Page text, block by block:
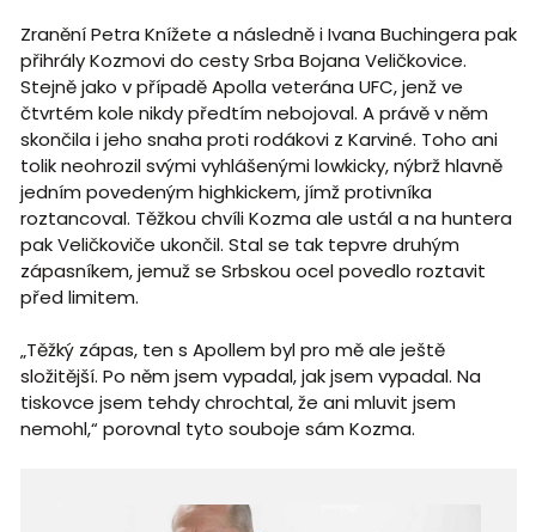
Zranění Petra Knížete a následně i Ivana Buchingera pak
přihrály Kozmovi do cesty Srba Bojana Veličkovice.
Stejně jako v případě Apolla veterána UFC, jenž ve
čtvrtém kole nikdy předtím nebojoval. A právě v něm
skončila i jeho snaha proti rodákovi z Karviné. Toho ani
tolik neohrozil svými vyhlášenými lowkicky, nýbrž hlavně
jedním povedeným highkickem, jímž protivníka
roztancoval. Těžkou chvíli Kozma ale ustál a na huntera
pak Veličkoviče ukončil. Stal se tak tepvre druhým
zápasníkem, jemuž se Srbskou ocel povedlo roztavit
před limitem.
„Těžký zápas, ten s Apollem byl pro mě ale ještě
složitější. Po něm jsem vypadal, jak jsem vypadal. Na
tiskovce jsem tehdy chrochtal, že ani mluvit jsem
nemohl,“ porovnal tyto souboje sám Kozma.